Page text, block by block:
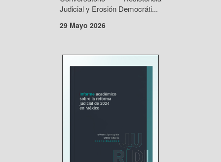
Judicial y Erosión Democráti...
29 Mayo 2026